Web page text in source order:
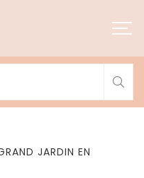
JARDIN EN